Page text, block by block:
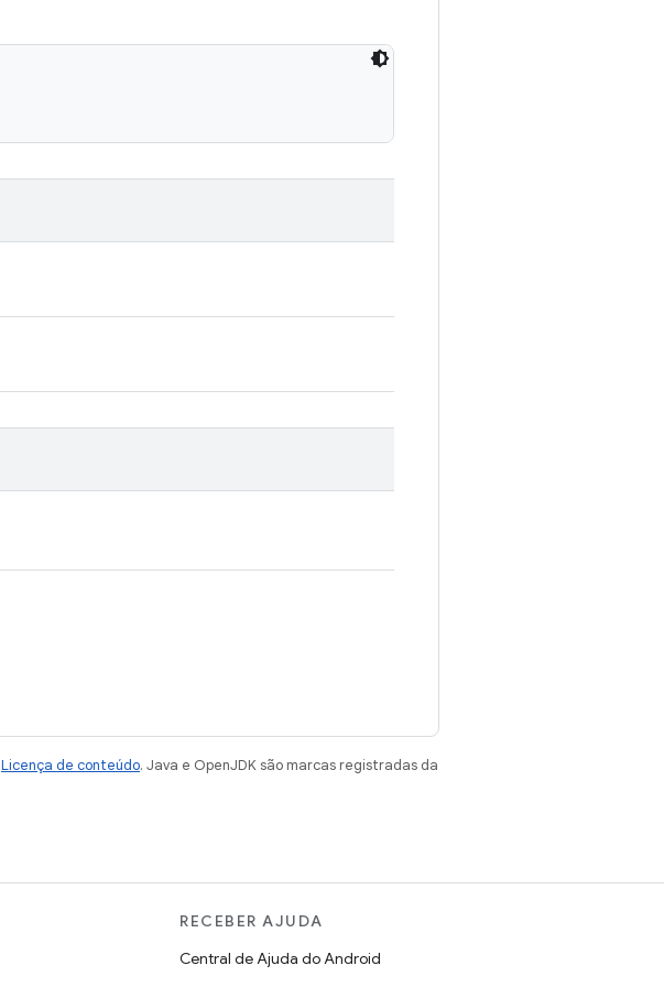
Licença de conteúdo. Java e OpenJDK são marcas registradas da
RECEBER AJUDA
Central de Ajuda do Android